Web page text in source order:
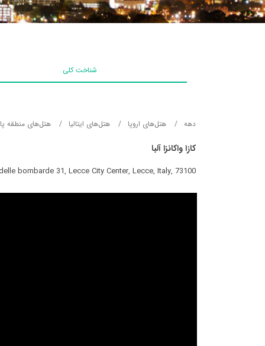
شناخت کلی
دهه هتل‌های اروپا هتل‌های ایتالیا هتل‌های منطقه
کازا واکانزا آلبا
bombarde 31, Lecce City Center, Lecce, Italy, 73100